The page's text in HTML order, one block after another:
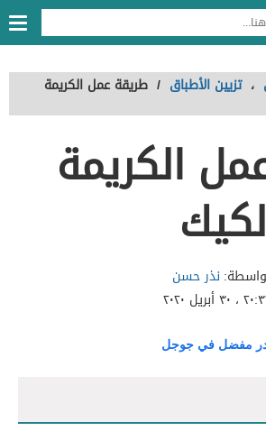
، تزيين الأطباق / طريقة عمل الكريمة
الكريمة
نذر حسن
٣٠ أبريل ٢٠٢٠
مفضل في جوجل